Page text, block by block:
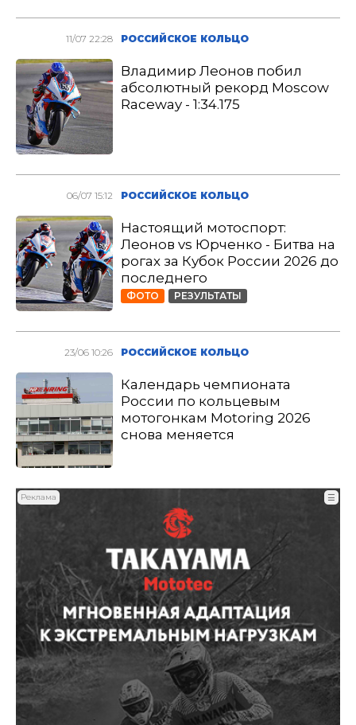
11/07 22:28 РОССИЙСКОЕ КОЛЬЦО
Владимир Леонов побил
абсолютный рекорд Moscow
Raceway - 1:34.175
06/07 15:12 РОССИЙСКОЕ КОЛЬЦО
Настоящий мотоспорт:
Леонов vs Юрченко - Битва на
рогах за Кубок России 2026 до
последнего
ФОТО РЕЗУЛЬТАТЫ
23/06 10:26 РОССИЙСКОЕ КОЛЬЦО
Календарь чемпионата
России по кольцевым
мотогонкам Motoring 2026
снова меняется
Реклама ☰